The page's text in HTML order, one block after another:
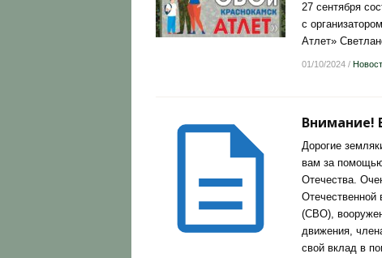
27 сентября
с
Атлет»
01/10/2024/
Внимание!
Дорогие
вам за помощью
Отечества.
Отечественной
(СВО),
движения,
свой вклад в